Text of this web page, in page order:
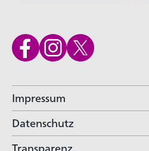
Impressum
Datenschutz
Transparenz